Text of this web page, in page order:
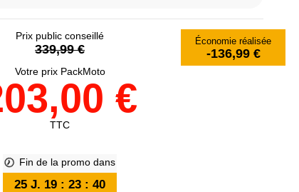
Prix public conseillé
339,99 €
Économie réalisée
-136,99 €
Votre prix PackMoto
€
TTC
Fin de la promo dans
25 J. 19 : 23 : 39